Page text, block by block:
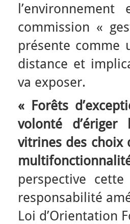
commission «
présente comme
distance et
va exposer.
« Forêts
volonté
vitrines des choix
perspective
responsabilité
Loi d’Orientation